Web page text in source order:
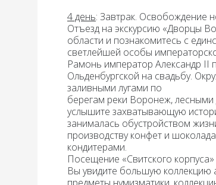
4 день: Завтрак. Освобождение
Отъезд на экскурсию «Дворцы
области и познакомитесь с
светлейшей особы
Рамонь император Александр II
Ольденбургской на свадьбу.
заливными лугами по
берегам реки Воронеж, лесными
услышите захватывающую
занималась обустройством
производству конфет и
кондитерами.
Посещение «Свитского корпуса
Вы увидите большую коллекцию